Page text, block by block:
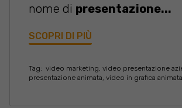
nome di presentazione...
SCOPRI DI PIÙ
Tag: video marketing video presentazione
presentazione animata video in grafica animata